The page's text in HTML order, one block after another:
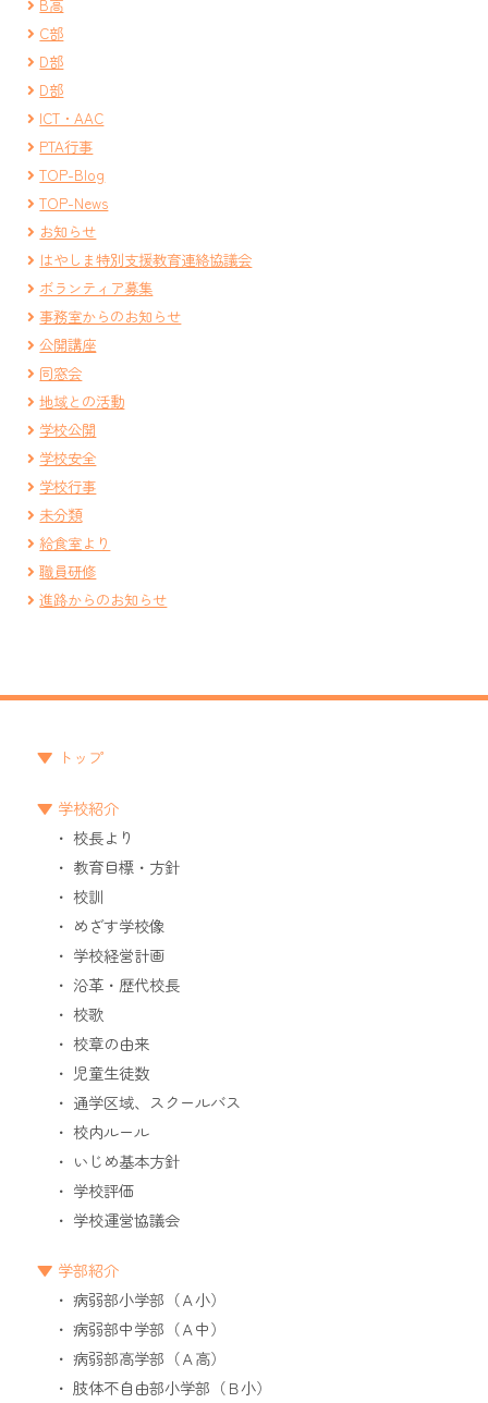
B高
C部
D部
D部
ICT・AAC
PTA行事
TOP-Blog
TOP-News
お知らせ
はやしま特別支援教育連絡協議会
ボランティア募集
事務室からのお知らせ
公開講座
同窓会
地域との活動
学校公開
学校安全
学校行事
未分類
給食室より
職員研修
進路からのお知らせ
トップ
学校紹介
校長より
教育目標・方針
校訓
めざす学校像
学校経営計画
沿革・歴代校長
校歌
校章の由来
児童生徒数
通学区域、スクールバス
校内ルール
いじめ基本方針
学校評価
学校運営協議会
学部紹介
病弱部小学部（Ａ小）
病弱部中学部（Ａ中）
病弱部高学部（Ａ高）
肢体不自由部小学部（Ｂ小）